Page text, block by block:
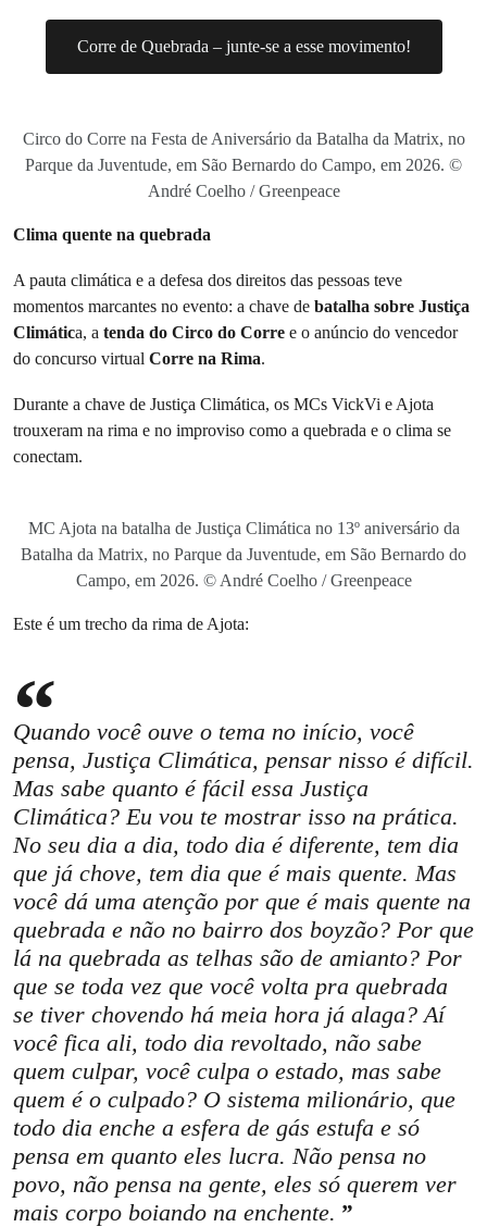
Corre de Quebrada – junte-se a esse movimento!
Circo do Corre na Festa de Aniversário da Batalha da Matrix, no
Parque da Juventude, em São Bernardo do Campo, em 2026. ©
André Coelho / Greenpeace
Clima quente na quebrada
A pauta climática e a defesa dos direitos das pessoas teve
momentos marcantes no evento: a chave de batalha sobre Justiça
Climática, a tenda do Circo do Corre e o anúncio do vencedor
do concurso virtual Corre na Rima.
Durante a chave de Justiça Climática, os MCs VickVi e Ajota
trouxeram na rima e no improviso como a quebrada e o clima se
conectam.
MC Ajota na batalha de Justiça Climática no 13º aniversário da
Batalha da Matrix, no Parque da Juventude, em São Bernardo do
Campo, em 2026. © André Coelho / Greenpeace
Este é um trecho da rima de Ajota:
Quando você ouve o tema no início, você
pensa, Justiça Climática, pensar nisso é difícil.
Mas sabe quanto é fácil essa Justiça
Climática? Eu vou te mostrar isso na prática.
No seu dia a dia, todo dia é diferente, tem dia
que já chove, tem dia que é mais quente. Mas
você dá uma atenção por que é mais quente na
quebrada e não no bairro dos boyzão? Por que
lá na quebrada as telhas são de amianto? Por
que se toda vez que você volta pra quebrada
se tiver chovendo há meia hora já alaga? Aí
você fica ali, todo dia revoltado, não sabe
quem culpar, você culpa o estado, mas sabe
quem é o culpado? O sistema milionário, que
todo dia enche a esfera de gás estufa e só
pensa em quanto eles lucra. Não pensa no
povo, não pensa na gente, eles só querem ver
mais corpo boiando na enchente.